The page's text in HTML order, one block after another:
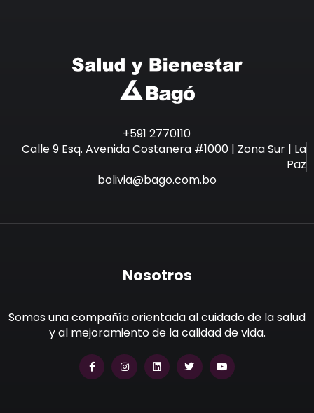
+591 2770110
Calle 9 Esq. Avenida Costanera #1000 | Zona Sur | La
Paz
bolivia@bago.com.bo
Nosotros
Somos una compañía orientada al cuidado de la salud
y al mejoramiento de la calidad de vida.